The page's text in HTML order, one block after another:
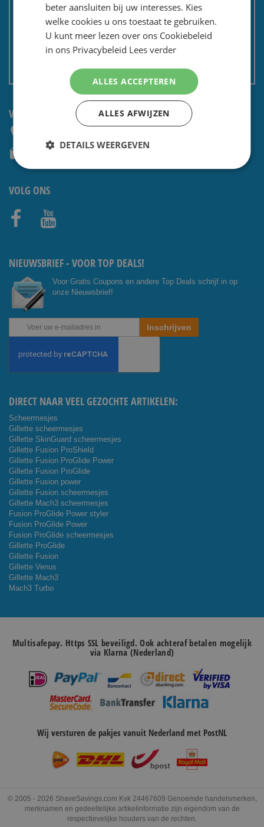
Nieuwsbrief
Privacy en security
Algemene voorwaarden
Non EU: Belasting / douane
VRAGEN? NEEM CONTACT OP:
service@shavesavings.com
VOLG ONS
NIEUWSBRIEF - VOOR TOP DEALS!
Voor Gratis Coupons en andere Top Deals schrijf in op
onze Nieuwsbrief!
Abonneer
onze
Inschrijven
DIRECT NAAR VEEL GEZOCHTE ARTIKELEN:
Scheermesjes
Gillette scheermesjes
Gillette SkinGuard scheermesjes
Gillette Fusion ProShield
Gillette Fusion ProGlide Power
Gillette Fusion ProGlide
Gillette Fusion power
Gillette Fusion scheermesjes
Gillette Mach3 scheermesjes
Fusion ProGlide Power styler
Fusion ProGlide Power
Fusion ProGlide scheermesjes
Gillette ProGlide
Gillette Fusion
Gillette Venus
Gillette Mach3
Mach3 Turbo
Multisafepay. Https SSL beveiligd. Ook achteraf betalen mogelijk
via Klarna (Nederland)
Wij versturen de pakjes vanuit Nederland met PostNL
© 2005 - 2026 ShaveSavings.com Kvk 24467609 Genoemde handelsmerken,
merknamen en gedeeltelijke artikelinformatie zijn eigendom van de
respectievelijke houders van de rechten.
beter aansluiten bij uw interesses. Kies
welke cookies u ons toestaat te gebruiken.
U kunt meer lezen over ons Cookiebeleid
in ons Privacybeleid Lees verder
ALLES ACCEPTEREN
ALLES AFWIJZEN
DETAILS WEERGEVEN